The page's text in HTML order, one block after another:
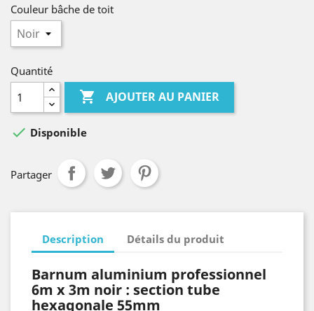
Couleur bâche de toit
Quantité
 AJOUTER AU PANIER
 Disponible
Partager
Description Détails du produit
Barnum aluminium professionnel
6m x 3m noir : section tube
hexagonale 55mm